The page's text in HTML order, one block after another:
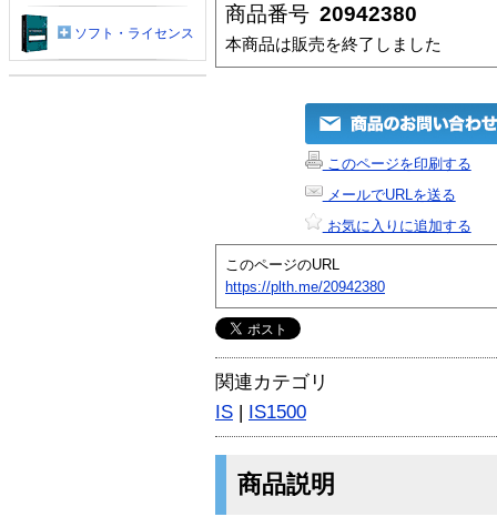
商品番号 20942380
本商品は販売を終了しました
このページを印刷する
メールでURLを送る
お気に入りに追加する
このページのURL
https://plth.me/20942380
関連カテゴリ
IS | IS1500
商品説明
ソフト・ライセンス